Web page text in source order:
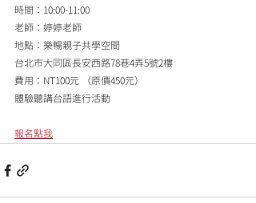
時間：10:00-11:00
老師：婷婷老師
地點：樂暢親子共學空間
台北市大同區長安西路78巷4弄5號2樓
費用：NT100元 （原價450元）
體驗聽講台語進行活動
報名點我